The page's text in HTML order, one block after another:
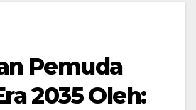
Pemuda
2035 Oleh: